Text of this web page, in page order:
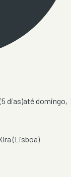
(5 dias)atédomingo,
(Lisboa)